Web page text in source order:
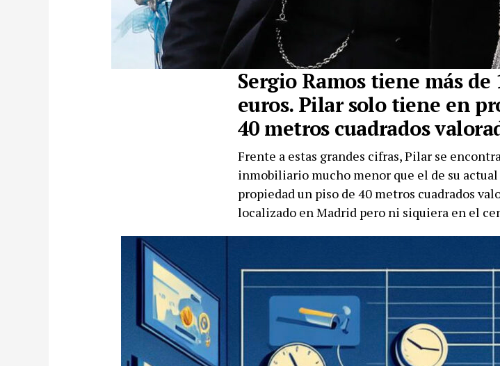
Sergio Ramos tiene más
euros. Pilar solo tiene en
40 metros cuadrados
Frente a estas grandes cifras, Pilar se
inmobiliario mucho menor que el de su
propiedad un piso de 40 metros cuadrados
localizado en Madrid pero ni siquiera en el